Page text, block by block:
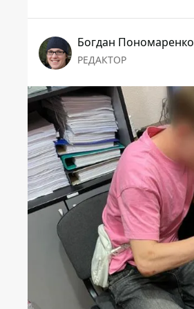
Богдан Пономаренко
РЕДАКТОР